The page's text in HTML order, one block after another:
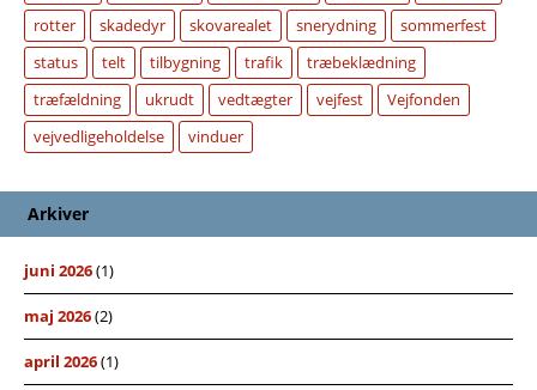
rotter
skadedyr skovarealet snerydning
sommerfest
status
telt tilbygning trafik
træbeklædning
træfældning
ukrudt vedtægter vejfest
Vejfonden
vejvedligeholdelse
vinduer
Arkiver
juni 2026(1)
maj 2026(2)
april 2026(1)